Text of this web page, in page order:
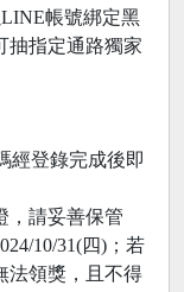
帳號綁定黑
抽指定通路獨家
經登錄完成後即
，請妥善保管
10/31(四)；若
法領獎，且不得